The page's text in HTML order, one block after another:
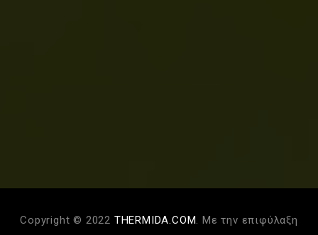
Copyright © 2022 THERMIDA.COM . Με την επιφύλαξη